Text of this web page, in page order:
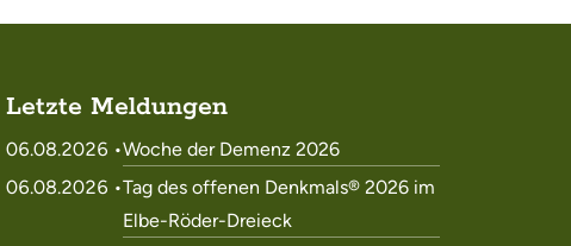
Letzte Meldungen
06.08.2026 •Woche der Demenz 2026
06.08.2026 •Tag des offenen Denkmals® 2026 im
Elbe-Röder-Dreieck